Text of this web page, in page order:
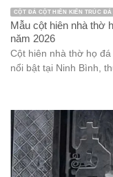
CỘT ĐÁ CỘT HIÊN KIẾN TRÚC ĐÁ
Mẫu cột hiên nhà thờ
năm 2026
Cột hiên nhà thờ họ
nổi bật tại Ninh Bình,